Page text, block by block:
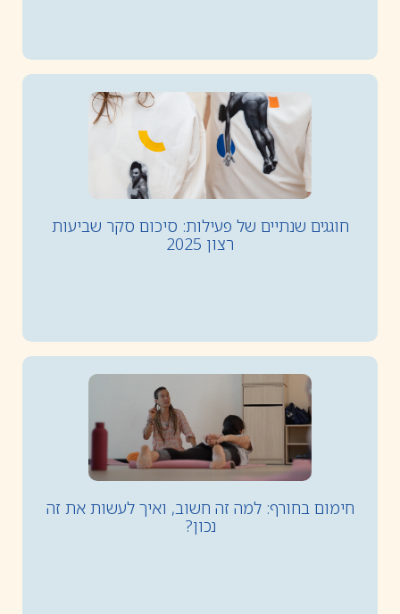
חוגגים שנתיים של פעילות: סיכום סקר שביעות
רצון 2025
חימום בחורף: למה זה חשוב, ואיך לעשות את זה
נכון?